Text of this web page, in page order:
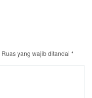
Ruas yang wajib ditandai *